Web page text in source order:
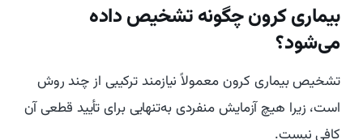
بیماری کرون چگونه تشخیص داده
می‌شود؟
تشخیص بیماری کرون معمولاً نیازمند ترکیبی از چند روش
است، زیرا هیچ آزمایش منفردی به‌تنهایی برای تأیید قطعی آن
کافی نیست.